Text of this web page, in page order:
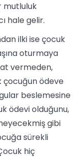
mutluluk
hale gelir.
ilki ise çocuk
oturmaya
vermeden,
çocuğun ödeve
beslemesine
ödevi olduğunu,
gibi
sürekli
hiç